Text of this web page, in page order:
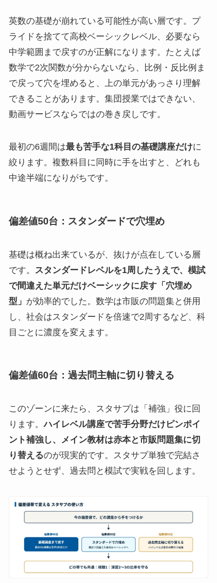
英数の基礎が崩れている可能性が高い層です。プ
ライドを捨てて高校ベーシックレベル、必要なら
中学範囲まで戻すのが正解になります。たとえば
数学で2次関数が分からないなら、比例・反比例ま
で戻って穴を埋めると、上の単元があっさり理解
できることがあります。集団授業ではできない、
動画サービスならではの巻き戻しです。
最初の6週間は最も苦手な1科目の基礎講座だけに
絞ります。複数科目に同時に手を出すと、どれも
中途半端になりがちです。
偏差値50台：スタンダードで穴埋め
基礎は概ね出来ているが、抜けが点在している層
です。
スタンダードレベルを1周したうえで、模試
で間違えた単元だけベーシックに戻す「穴埋め
型」 が効率的でした。数学は市販の問題集と併用
し、社会はスタンダードを倍速で2周するなど、科
目ごとに濃度を変えます。
偏差値60台：過去問主軸に切り替える
このゾーンに来たら、スタサプは「補強」役に回
ります。ハイレベル講座で苦手分野だけピンポイ
ント補強し、メイン教材は赤本と市販問題集に切
り替えるのが現実的です。スタサプ単独で完結さ
せようとせず、過去問と模試で実戦を回します。